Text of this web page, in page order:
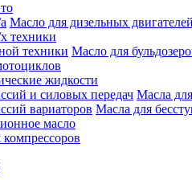
Масло для дизельных
техники
Масло для
жидкости
Масла
Масла для
масло